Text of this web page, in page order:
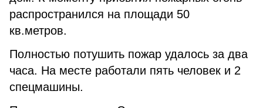
распространился на площади 50
кв.метров.
Полностью потушить пожар удалось за два
часа. На месте работали пять человек и 2
спецмашины.